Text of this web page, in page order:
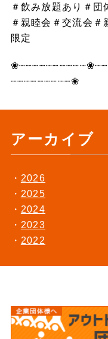
＃飲み放題あり＃団
＃親睦会＃交流会＃
限定
┈┈┈┈┈┈┈┈┈❀
アーカイブ
2026
2025
2024
2023
2022